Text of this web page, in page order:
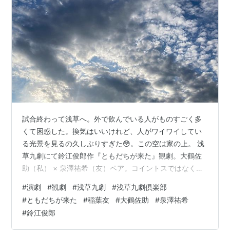
試合終わって浅草へ。外で飲んでいる人がものすごく多
くて困惑した。換気はいいけれど、人がワイワイしてい
る光景を見るの久しぶりすぎた😳。この空は家の上。 浅
草九劇にて鈴江俊郎作『ともだちが来た』観劇。大鶴佐
助（私） × 泉澤祐希（友）ペア。コイントスではなく団
「私」はシンプルな生成色上下、「友」は青・赤で中学
生のよう。衣裳の色によっても彼らの性格が違って見え
ると思う。時間が許せば全部のペアを観たい。 泉澤祐希
くん初だけどよく知っている顔だ…と思ったら「ひよっ
#演劇 #観劇 #浅草九劇 #浅草九劇倶楽部
#ともだちが来た #稲葉友 #大鶴佐助 #泉澤祐希
#鈴江俊郎